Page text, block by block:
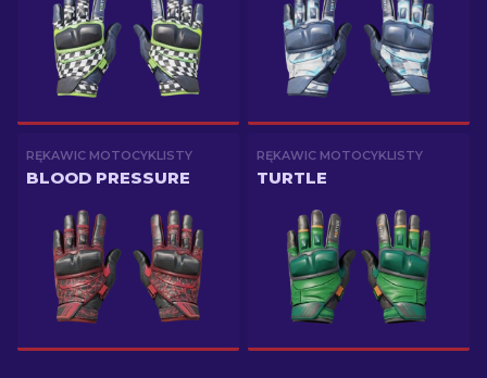
RĘKAWIC MOTOCYKLISTY
BLOOD PRESSURE
RĘKAWIC MOTOCYKLISTY
TURTLE